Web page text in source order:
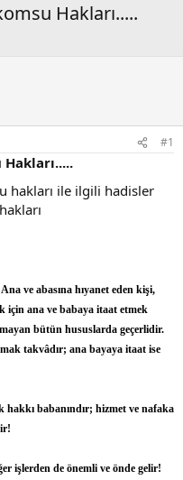
Hakları.....
#1
hakları ile ilgili hadisler
ve abasına hıyanet eden kişi,
için ana ve babaya itaat etmek
bütün hususlarda geçerlidir.
takvâdır; ana bayaya itaat ise
babanındır; hizmet ve nafaka
işlerden de önemli ve önde gelir!